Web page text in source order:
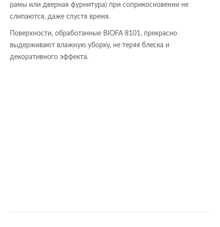
рамы или дверная фурнитура) при соприкосновении не
слипаются, даже спустя время.
Поверхности, обработанные BIOFA 8101, прекрасно
выдерживают влажную уборку, не теряя блеска и
декоративного эффекта.